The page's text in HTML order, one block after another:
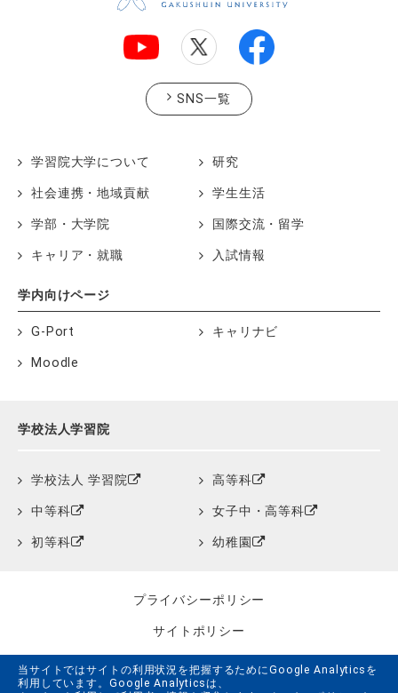
当サイトではサイトの利用状況を把握するためにGoogle Analyticsを
利用しています。Google Analyticsは、
SNS一覧
学習院大学について 研究
社会連携・地域貢献 学生生活
学部・大学院 国際交流・留学
キャリア・就職 入試情報
学内向けページ
G-Port キャリナビ
Moodle
学校法人学習院
学校法人 学習院 高等科
中等科 女子中・高等科
初等科 幼稚園
プライバシーポリシー
サイトポリシー
クッキーポリシー